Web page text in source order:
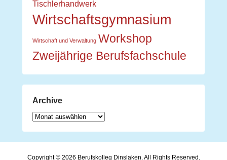
Tischlerhandwerk
Wirtschaftsgymnasium
Wirtschaft und Verwaltung Workshop
Zweijährige Berufsfachschule
Archive
Archive
Copyright © 2026 Berufskolleg Dinslaken. All Rights Reserved.